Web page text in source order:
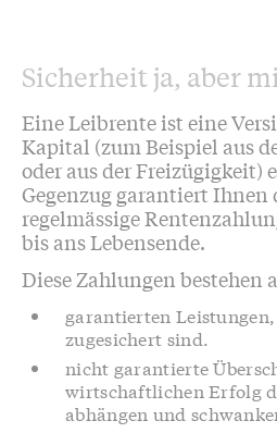
Sicherheit ja, aber
Eine Leibrente ist eine
Kapital (zum Beispiel aus
oder aus der Freizügigkeit)
Gegenzug garantiert Ihnen
regelmässige
bis ans Lebensende.
Diese Zahlungen bestehen
garantierten
zugesichert sind.
nicht garantierte
wirtschaftlichen Erfolg
abhängen und